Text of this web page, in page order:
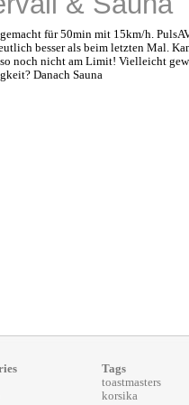
für 50min mit 15km/h.
besser als beim letzten Mal.
noch nicht am Limit! Vielleicht
Danach Sauna
Tags
toastmasters
korsika